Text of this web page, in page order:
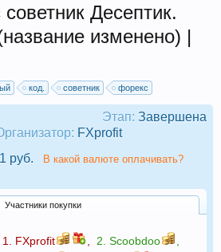
Десептик.
изменено) |
код. советник форекс
Этап: Завершена
FXprofit
руб.
В какой валюте оплачивать?
Участники покупки
1. FXprofit 2. Scoobdoo